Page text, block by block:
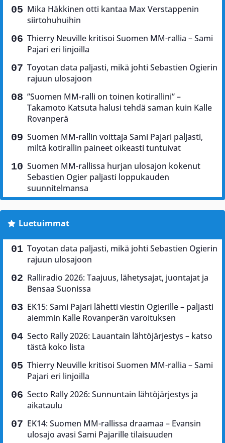
Mika Häkkinen otti kantaa Max Verstappenin
siirtohuhuihin
Thierry Neuville kritisoi Suomen MM-rallia – Sami
Pajari eri linjoilla
Toyotan data paljasti, mikä johti Sebastien Ogierin
rajuun ulosajoon
”Suomen MM-ralli on toinen kotirallini” –
Takamoto Katsuta halusi tehdä saman kuin Kalle
Rovanperä
Suomen MM-rallin voittaja Sami Pajari paljasti,
miltä kotirallin paineet oikeasti tuntuivat
Suomen MM-rallissa hurjan ulosajon kokenut
Sebastien Ogier paljasti loppukauden
suunnitelmansa
Luetuimmat
Toyotan data paljasti, mikä johti Sebastien Ogierin
rajuun ulosajoon
Ralliradio 2026: Taajuus, lähetysajat, juontajat ja
Bensaa Suonissa
EK15: Sami Pajari lähetti viestin Ogierille – paljasti
aiemmin Kalle Rovanperän varoituksen
Secto Rally 2026: Lauantain lähtöjärjestys – katso
tästä koko lista
Thierry Neuville kritisoi Suomen MM-rallia – Sami
Pajari eri linjoilla
Secto Rally 2026: Sunnuntain lähtöjärjestys ja
aikataulu
EK14: Suomen MM-rallissa draamaa – Evansin
ulosajo avasi Sami Pajarille tilaisuuden